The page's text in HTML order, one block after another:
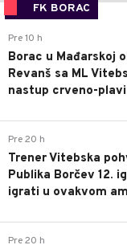
FK BORAC
Pre 10 h
Borac u Mađarskoj
Revanš sa ML
nastup crveno-
Pre 20 h
Trener Vitebska
Publika Borčev 12.
igrati u ovakvom
Pre 20 h